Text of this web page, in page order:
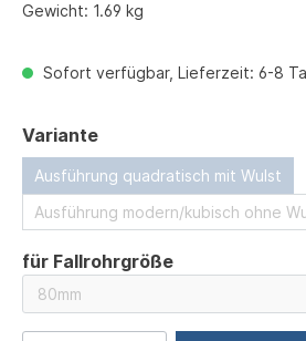
Gewicht: 1.69 kg
Sofort verfügbar, Lieferzeit: 6-8
Varianteauswählen
Ausführung quadratisch mit Wulst
Ausführung modern/kubisch ohne
für Fallrohrgrößeauswählen